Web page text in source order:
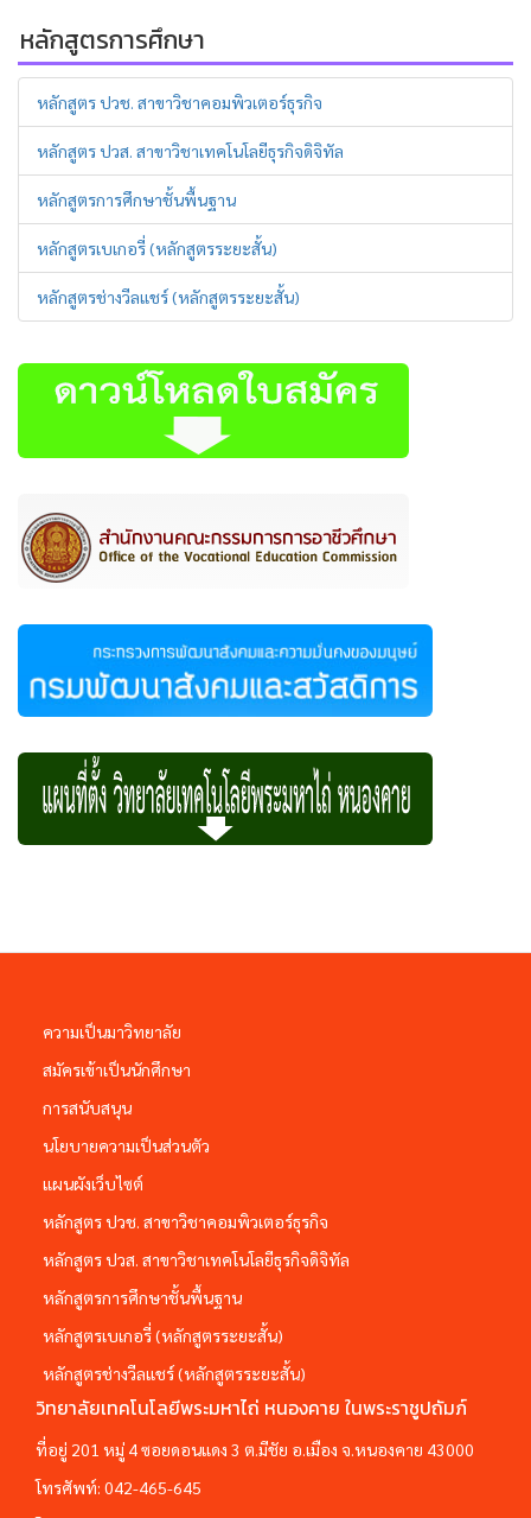
หลักสูตรการศึกษา
หลักสูตร ปวช. สาขาวิชาคอมพิวเตอร์ธุรกิจ
หลักสูตร ปวส. สาขาวิชาเทคโนโลยีธุรกิจดิจิทัล
หลักสูตรการศึกษาชั้นพื้นฐาน
หลักสูตรเบเกอรี่ (หลักสูตรระยะสั้น)
หลักสูตรช่างวีลแชร์ (หลักสูตรระยะสั้น)
ความเป็นมาวิทยาลัย
สมัครเข้าเป็นนักศึกษา
การสนับสนุน
นโยบายความเป็นส่วนตัว
แผนผังเว็บไซต์
หลักสูตร ปวช. สาขาวิชาคอมพิวเตอร์ธุรกิจ
หลักสูตร ปวส. สาขาวิชาเทคโนโลยีธุรกิจดิจิทัล
หลักสูตรการศึกษาชั้นพื้นฐาน
หลักสูตรเบเกอรี่ (หลักสูตรระยะสั้น)
หลักสูตรช่างวีลแชร์ (หลักสูตรระยะสั้น)
วิทยาลัยเทคโนโลยีพระมหาไถ่ หนองคาย ในพระราชูปถัมภ์
ที่อยู่ 201 หมู่ 4 ซอยดอนแดง 3 ต.มีชัย อ.เมือง จ.หนองคาย 43000
โทรศัพท์: 042-465-645